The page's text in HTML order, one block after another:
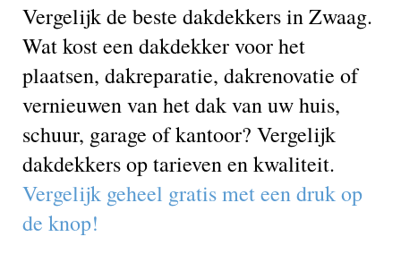
Vergelijk de beste dakdekkers in Zwaag.
Wat kost een dakdekker voor het
plaatsen, dakreparatie, dakrenovatie of
vernieuwen van het dak van uw huis,
schuur, garage of kantoor? Vergelijk
dakdekkers op tarieven en kwaliteit.
Vergelijk geheel gratis met een druk op
de knop!